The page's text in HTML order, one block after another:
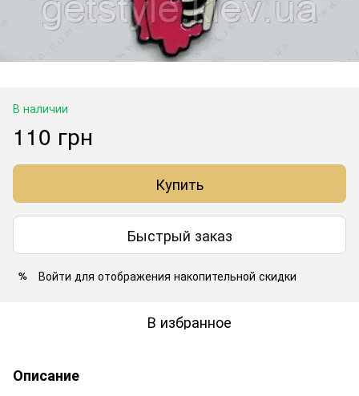
В наличии
110 грн
Купить
Быстрый заказ
% Войти для отображения накопительной скидки
В избранное
Описание